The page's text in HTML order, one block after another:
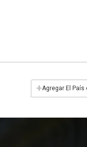
+Agregar El País